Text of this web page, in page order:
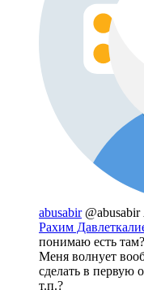
abusabir @abusabir
Рахим
понимаю есть там?
Меня волнует
сделать в первую
т.п.?